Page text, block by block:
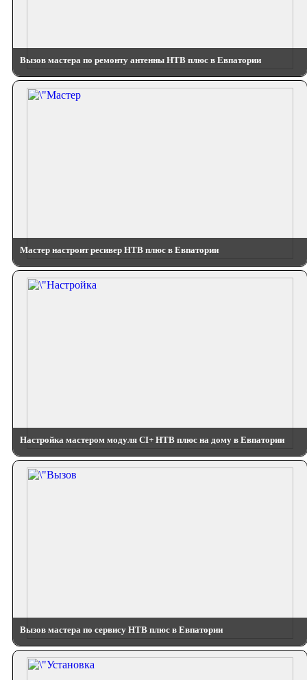
Вызов мастера по ремонту антенны НТВ плюс в Евпатории
Мастер настроит ресивер НТВ плюс в Евпатории
Настройка мастером модуля CI+ НТВ плюс на дому в Евпатории
Вызов мастера по сервису НТВ плюс в Евпатории